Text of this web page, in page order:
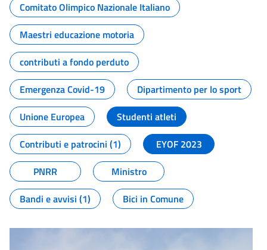
Comitato Olimpico Nazionale Italiano
Maestri educazione motoria
contributi a fondo perduto
Emergenza Covid-19
Dipartimento per lo sport
Unione Europea
Studenti atleti
Contributi e patrocini (1)
EYOF 2023
PNRR
Ministro
Bandi e avvisi (1)
Bici in Comune